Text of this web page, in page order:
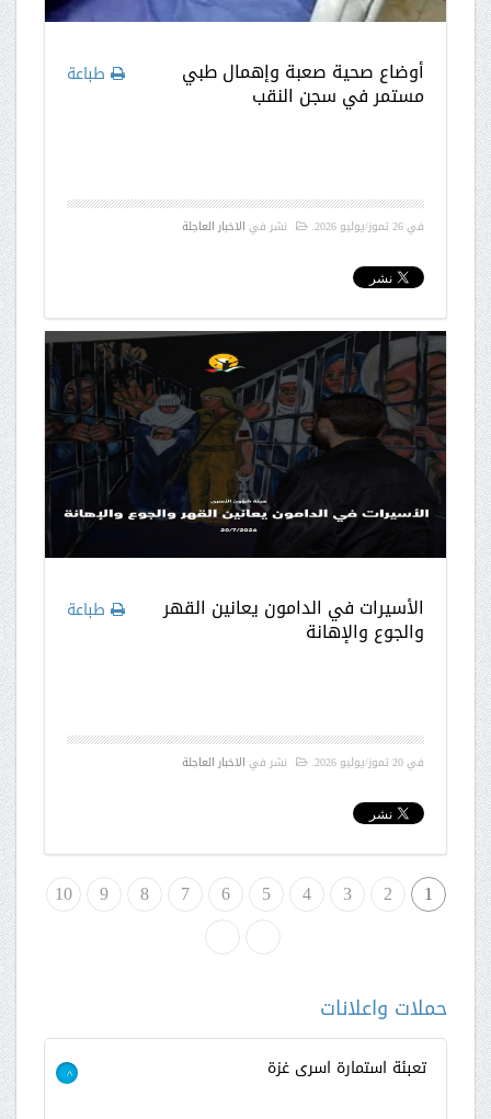
طباعة أوضاع صحية صعبة وإهمال طبي
مستمر في سجن النقب
في26 تموز/يوليو 2026 . نشر في الاخبار العاجلة
طباعة الأسيرات في الدامون يعانين القهر
والجوع والإهانة
في20 تموز/يوليو 2026 . نشر في الاخبار العاجلة
1
2
3
4
5
6
7
8
9
10
النهاية
حملات واعلانات
تعبئة استمارة اسرى غزة >